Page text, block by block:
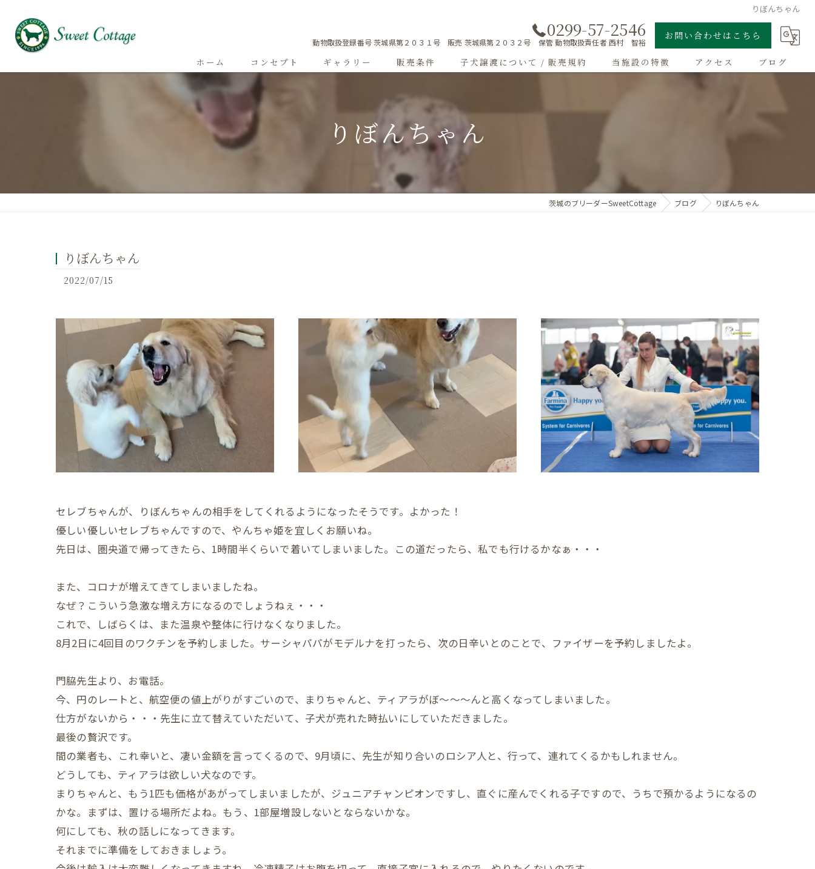
りぼんちゃん
0299-57-2546
動物取扱登録番号 茨城県第２０３１号 販売 茨城県第２０３２号 保管 動物取扱責任者 西村 智裕
お問い合わせはこちら
ホーム コンセプト ギャラリー
成犬紹介
子犬出産情報
販売条件 子犬譲渡について / 販売規約 当施設の特徴
チワワ
ドッグラン
アクセス ブログ
りぼんちゃん
茨城のブリーダーSweetCottage ブログ りぼんちゃん
りぼんちゃん
2022/07/15
セレブちゃんが、りぼんちゃんの相手をしてくれるようになったそうです。よかった！
優しい優しいセレブちゃんですので、やんちゃ姫を宜しくお願いね。
先日は、圏央道で帰ってきたら、1時間半くらいで着いてしまいました。この道だったら、私でも行けるかなぁ・・・
また、コロナが増えてきてしまいましたね。
なぜ？こういう急激な増え方になるのでしょうねぇ・・・
これで、しばらくは、また温泉や整体に行けなくなりました。
8月2日に4回目のワクチンを予約しました。サーシャパパがモデルナを打ったら、次の日辛いとのことで、ファイザーを予約しましたよ。
門脇先生より、お電話。
今、円のレートと、航空便の値上がりがすごいので、まりちゃんと、ティアラがぼ～～～んと高くなってしまいました。
仕方がないから・・・先生に立て替えていただいて、子犬が売れた時払いにしていただきました。
最後の贅沢です。
間の業者も、これ幸いと、凄い金額を言ってくるので、9月頃に、先生が知り合いのロシア人と、行って、連れてくるかもしれません。
どうしても、ティアラは欲しい犬なのです。
まりちゃんと、もう1匹も価格があがってしまいましたが、ジュニアチャンピオンですし、直ぐに産んでくれる子ですので、うちで預かるようになるの
かな。まずは、置ける場所だよね。もう、1部屋増設しないとならないかな。
何にしても、秋の話しになってきます。
それまでに準備をしておきましょう。